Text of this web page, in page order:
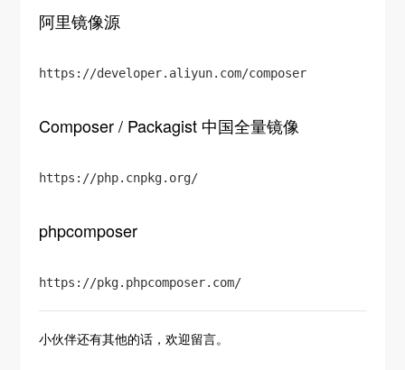
阿里镜像源
https://developer.aliyun.com/composer
Composer / Packagist 中国全量镜像
https://php.cnpkg.org/
phpcomposer
https://pkg.phpcomposer.com/
小伙伴还有其他的话，欢迎留言。